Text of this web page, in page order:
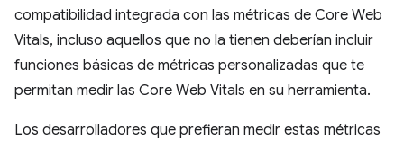
compatibilidad integrada con las métricas de Core Web
Vitals, incluso aquellos que no la tienen deberían incluir
funciones básicas de métricas personalizadas que te
permitan medir las Core Web Vitals en su herramienta.
Los desarrolladores que prefieran medir estas métricas